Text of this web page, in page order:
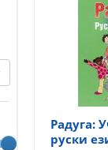
Радуга:
руски